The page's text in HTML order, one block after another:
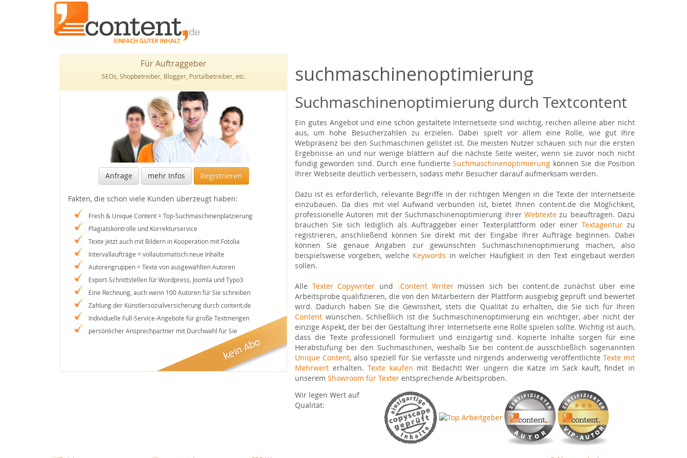
Für Auftraggeber
SEOs, Shopbetreiber, Blogger, Portalbetreiber, etc.
Anfrage mehr Infos Registrieren
Fakten, die schon viele Kunden überzeugt haben:
Fresh & Unique Content = Top-Suchmaschinenplatzierung
Plagiatskontrolle und Korrekturservice
Texte jetzt auch mit Bildern in Kooperation mit Fotolia
Intervallaufträge = vollautomatisch neue Inhalte
Autorengruppen = Texte von ausgewählten Autoren
Export-Schnittstellen für Wordpress, Joomla und Typo3
Eine Rechnung, auch wenn 100 Autoren für Sie schreiben
Zahlung der Künstlersozialversicherung durch content.de
Individuelle Full-Service-Angebote für große Textmengen
persönlicher Ansprechpartner mit Durchwahl für Sie
suchmaschinenoptimierung
Suchmaschinenoptimierung durch Textcontent
Ein gutes Angebot und eine schön gestaltete Internetseite sind wichtig, reichen alleine aber nicht
aus, um hohe Besucherzahlen zu erzielen. Dabei spielt vor allem eine Rolle, wie gut Ihre
Webpräsenz bei den Suchmaschinen gelistet ist. Die meisten Nutzer schauen sich nur die ersten
Ergebnisse an und nur wenige blättern auf die nächste Seite weiter, wenn sie zuvor noch nicht
fündig geworden sind. Durch eine fundierteSuchmaschinenoptimierung können Sie die Position
Ihrer Webseite deutlich verbessern, sodass mehr Besucher darauf aufmerksam werden.
Dazu ist es erforderlich, relevante Begriffe in der richtigen Mengen in die Texte der Internetseite
einzubauen. Da dies mit viel Aufwand verbunden ist, bietet Ihnen content.de die Möglichkeit,
professionelle Autoren mit der Suchmaschinenoptimierung Ihrer Webtexte zu beauftragen. Dazu
brauchen Sie sich lediglich als Auftraggeber einer Texterplattform oder einerTextagentur zu
registrieren, anschließend können Sie direkt mit der Eingabe Ihrer Aufträge beginnen. Dabei
können Sie genaue Angaben zur gewünschten Suchmaschinenoptimierung machen, also
beispielsweise vorgeben, welche Keywords in welcher Häufigkeit in den Text eingebaut werden
sollen.
Alle Texter Copywriter und Content Writermüssen sich bei content.de zunächst über eine
Arbeitsprobe qualifizieren, die von den Mitarbeitern der Plattform ausgiebig geprüft und bewertet
wird. Dadurch haben Sie die Gewissheit, stets die Qualität zu erhalten, die Sie sich für Ihren
Content wünschen. Schließlich ist die Suchmaschinenoptimierung ein wichtiger, aber nicht der
einzige Aspekt, der bei der Gestaltung Ihrer Internetseite eine Rolle spielen sollte. Wichtig ist auch,
dass die Texte professionell formuliert und einzigartig sind. Kopierte Inhalte sorgen für eine
Herabstufung bei den Suchmaschinen, weshalb Sie bei content.de ausschließlich sogenannten
Unique Content, also speziell für Sie verfasste und nirgends anderweitig veröffentlichteTexte mit
Mehrwert erhalten.Texte kaufen mit Bedacht! Wer ungern die Katze im Sack kauft, findet in
unserem Showroom für Texter entsprechende Arbeitsproben.
Wir legen Wert auf
Qualität: